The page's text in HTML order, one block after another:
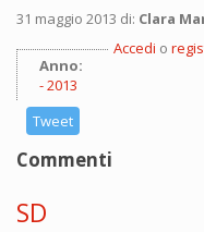
31 maggio 2013 di: Clara
Anno:
2013
Accedi o
Tweet
Commenti
SD